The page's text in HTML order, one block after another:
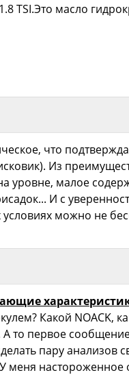
масло
что
Из
уровне, малое
И с
можно не
Какой NOACK,
то первое
пару анализов
меня